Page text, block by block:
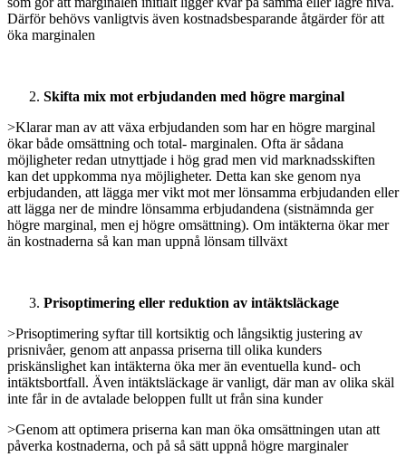
Därför behövs vanligtvis även kostnadsbesparande åtgärder för att
öka marginalen
Skifta mix mot erbjudanden med högre marginal
>Klarar man av att växa erbjudanden som har en högre marginal
ökar både omsättning och total- marginalen. Ofta är sådana
möjligheter redan utnyttjade i hög grad men vid marknadsskiften
kan det uppkomma nya möjligheter. Detta kan ske genom nya
erbjudanden, att lägga mer vikt mot mer lönsamma erbjudanden eller
att lägga ner de mindre lönsamma erbjudandena (sistnämnda ger
högre marginal, men ej högre omsättning). Om intäkterna ökar mer
än kostnaderna så kan man uppnå lönsam tillväxt
Prisoptimering eller reduktion av intäktsläckage
>Prisoptimering syftar till kortsiktig och långsiktig justering av
prisnivåer, genom att anpassa priserna till olika kunders
priskänslighet kan intäkterna öka mer än eventuella kund- och
intäktsbortfall. Även intäktsläckage är vanligt, där man av olika skäl
inte får in de avtalade beloppen fullt ut från sina kunder
>Genom att optimera priserna kan man öka omsättningen utan att
påverka kostnaderna, och på så sätt uppnå högre marginaler